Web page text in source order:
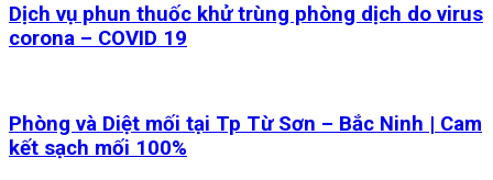
Dịch vụ phun thuốc khử trùng phòng dịch do virus
corona – COVID 19
Phòng và Diệt mối tại Tp Từ Sơn – Bắc Ninh | Cam
kết sạch mối 100%